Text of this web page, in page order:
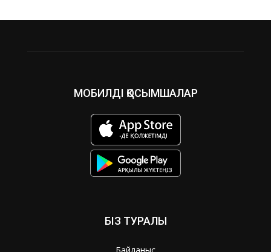
МОБИЛДІ ҚОСЫМШАЛАР
БІЗ ТУРАЛЫ
Байланыс